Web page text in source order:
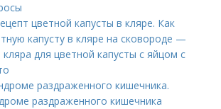
цветной капусты в кляре. Как
капусту в кляре на сковороде —
для цветной капусты с яйцом с
раздраженного кишечника.
раздраженного кишечника